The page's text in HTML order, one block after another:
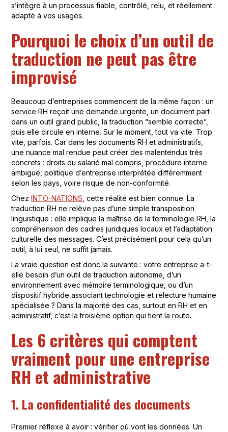
s’intègre à un processus fiable, contrôlé, relu, et réellement
adapté à vos usages.
Pourquoi le choix d’un outil de
traduction ne peut pas être
improvisé
Beaucoup d’entreprises commencent de la même façon : un
service RH reçoit une demande urgente, un document part
dans un outil grand public, la traduction “semble correcte”,
puis elle circule en interne. Sur le moment, tout va vite. Trop
vite, parfois. Car dans les documents RH et administratifs,
une nuance mal rendue peut créer des malentendus très
concrets : droits du salarié mal compris, procédure interne
ambiguë, politique d’entreprise interprétée différemment
selon les pays, voire risque de non-conformité.
ChezINTO-NATIONS , cette réalité est bien connue. La
traduction RH ne relève pas d’une simple transposition
linguistique : elle implique la maîtrise de la terminologie RH, la
compréhension des cadres juridiques locaux et l’adaptation
culturelle des messages. C’est précisément pour cela qu’un
outil, à lui seul, ne suffit jamais.
La vraie question est donc la suivante : votre entreprise a-t-
elle besoin d’un outil de traduction autonome, d’un
environnement avec mémoire terminologique, ou d’un
dispositif hybride associant technologie et relecture humaine
spécialisée ? Dans la majorité des cas, surtout en RH et en
administratif, c’est la troisième option qui tient la route.
Les 6 critères qui comptent
vraiment pour une entreprise
RH et administrative
1. La confidentialité des documents
Premier réflexe à avoir : vérifier où vont les données. Un